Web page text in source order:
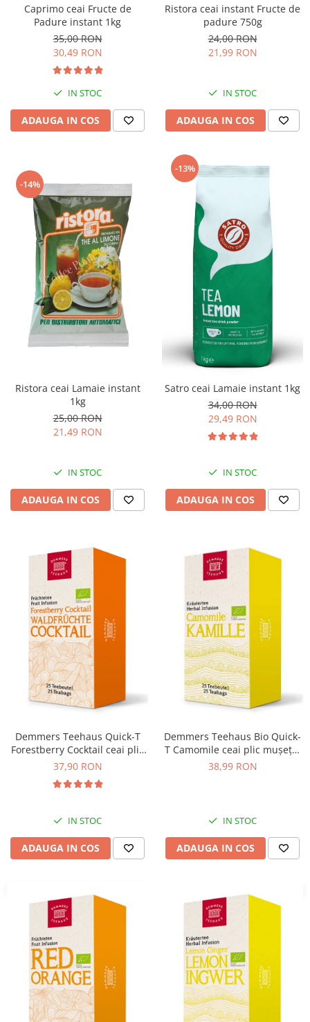
Caprimo ceai Fructe de
Padure instant 1kg
35,00 RON
30,49 RON
IN STOC
ADAUGA IN COS
Ristora ceai instant Fructe de
padure 750g
24,00 RON
21,99 RON
IN STOC
ADAUGA IN COS
-14%
Ristora ceai Lamaie instant
1kg
25,00 RON
21,49 RON
IN STOC
ADAUGA IN COS
-13%
Satro ceai Lamaie instant 1kg
34,00 RON
29,49 RON
IN STOC
ADAUGA IN COS
Demmers Teehaus Quick-T
Forestberry Cocktail ceai plic
aromat bio 25buc
37,90 RON
IN STOC
ADAUGA IN COS
Demmers Teehaus Bio Quick-
T Camomile ceai plic mușețel
25buc
38,99 RON
IN STOC
ADAUGA IN COS